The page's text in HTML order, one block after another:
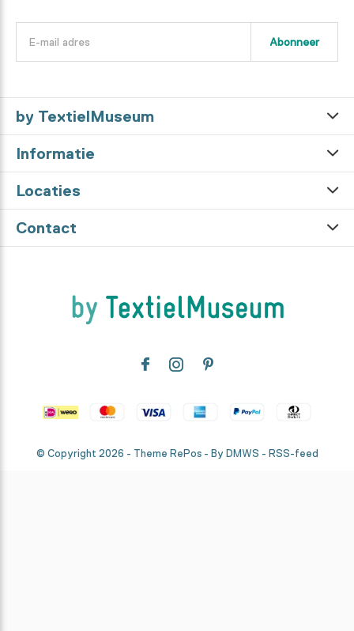
Abonneer
by TextielMuseum
Informatie
Locaties
Contact
© Copyright 2026 - Theme RePos - By DMWS - RSS-feed